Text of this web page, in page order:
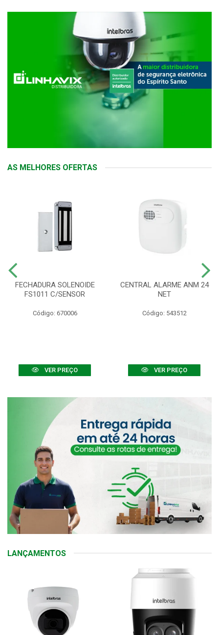
AS MELHORES OFERTAS
FECHADURA SOLENOIDE
FS1011 C/SENSOR
Código: 670006
VER PREÇO
CENTRAL ALARME ANM 24
NET
Código: 543512
VER PREÇO
LANÇAMENTOS